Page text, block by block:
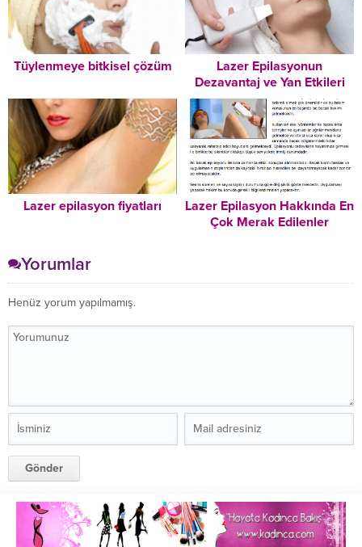
Tüylenmeye bitkisel çözüm
Lazer Epilasyonun
Dezavantaj ve Yan Etkileri
Nelerdir?
Lazer epilasyon fiyatları
Lazer Epilasyon Hakkında En
Çok Merak Edilenler
Yorumlar
Henüz yorum yapılmamış.